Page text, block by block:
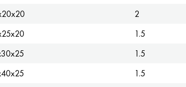
2
1.5
1.5
1.5